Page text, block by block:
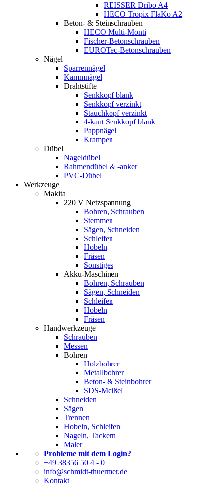
REISSER Dribo A4
HECO Tropix FlaKo A2
Beton- & Steinschrauben
HECO Multi-Monti
Fischer-Betonschrauben
EUROTec-Betonschrauben
Nägel
Sparrennägel
Kammnägel
Drahtstifte
Senkkopf blank
Senkkopf verzinkt
Stauchkopf verzinkt
4-kant Senkkopf blank
Pappnägel
Krampen
Dübel
Nageldübel
Rahmendübel & -anker
PVC-Dübel
Werkzeuge
Makita
220 V Netzspannung
Bohren, Schrauben
Stemmen
Sägen, Schneiden
Schleifen
Hobeln
Fräsen
Sonstiges
Akku-Maschinen
Bohren, Schrauben
Sägen, Schneiden
Schleifen
Hobeln
Fräsen
Handwerkzeuge
Schrauben
Messen
Bohren
Holzbohrer
Metallbohrer
Beton- & Steinbohrer
SDS-Meißel
Schneiden
Sägen
Trennen
Hobeln, Schleifen
Nageln, Tackern
Maler
Probleme mit dem Login?
+49 38356 50 4 - 0
info@schmidt-thuermer.de
Kontakt